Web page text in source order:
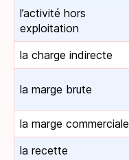
l’activité hors
exploitation
la charge indirecte
la marge brute
la marge commerciale
la recette